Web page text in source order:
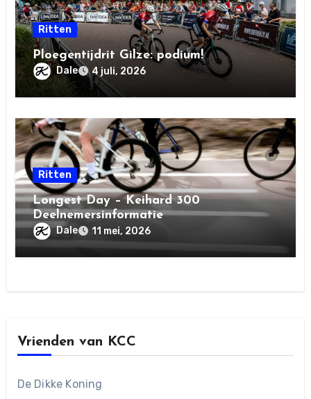
Ritten
Ploegentijdrit Gilze: podium!
Dale 4 juli, 2026
Ritten
Longest Day – Keihard 300
Deelnemersinformatie
Dale 11 mei, 2026
Vrienden van KCC
De Dikke Koning